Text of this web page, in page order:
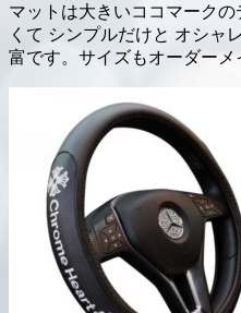
マットは大きいココマーク
くて シンプルだけと オシャ
富です。サイズもオーダーメ